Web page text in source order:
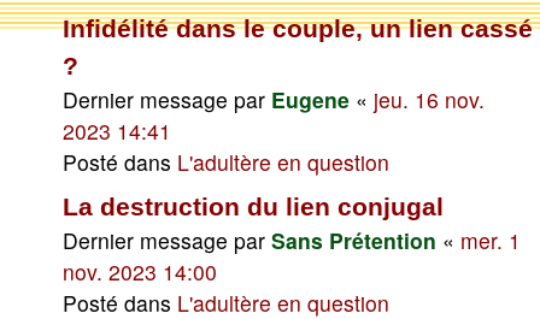
Infidélité dans le couple, un lien cassé
?
Dernier message par Eugene « jeu. 16 nov.
2023 14:41
Posté dans L'adultère en question
La destruction du lien conjugal
Dernier message par Sans Prétention « mer. 1
nov. 2023 14:00
Posté dans L'adultère en question